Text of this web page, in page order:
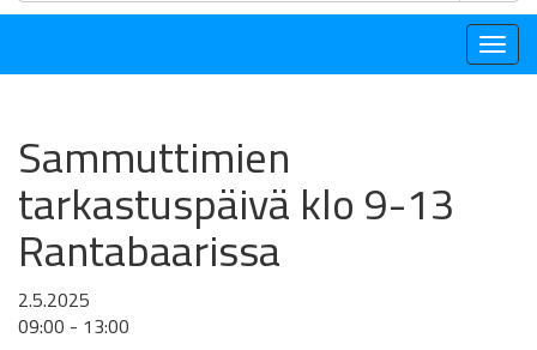
Sammuttimien
tarkastuspäivä klo 9-13
Rantabaarissa
2.5.2025
09:00 - 13:00